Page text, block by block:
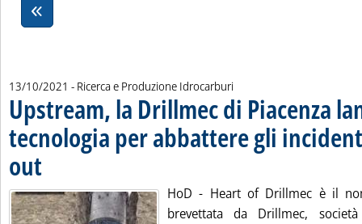
13/10/2021 - Ricerca e Produzione Idrocarburi
Upstream, la Drillmec di Piacenza
tecnologia per abbattere gli
out . Pubblicata mercoledì 13 ottobre 2021 alle 12.13.
HoD - Heart of Drillmec è il
brevettata da Drillmec,